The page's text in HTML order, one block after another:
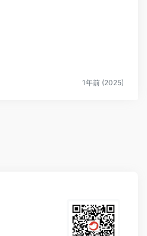
1年前 (2025)